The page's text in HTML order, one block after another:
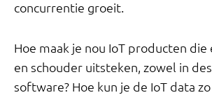
concurrentie groeit.
Hoe maak je nou IoT producten
en schouder uitsteken, zowel in
software? Hoe kun je de IoT data